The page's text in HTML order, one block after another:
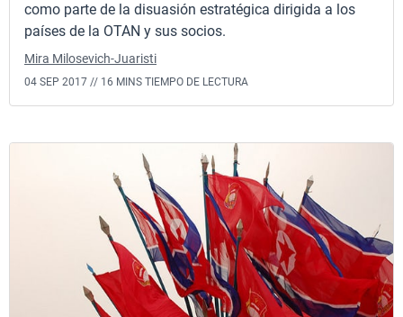
como parte de la disuasión estratégica dirigida a los
países de la OTAN y sus socios.
Mira Milosevich-Juaristi
04 SEP 2017 // 16 MINS TIEMPO DE LECTURA